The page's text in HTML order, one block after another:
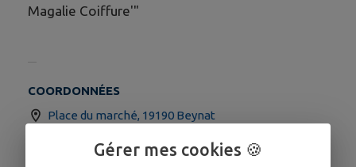
Magalie Coiffure'"
COORDONNÉES
Place du marché, 19190 Beynat
05 55 85 51 71
Gérer mes cookies 🍪